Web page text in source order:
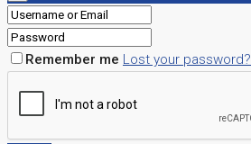
Remember me Lost your password?